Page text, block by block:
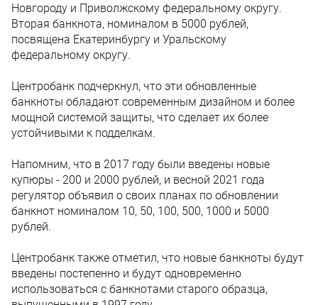
Новгороду и Приволжскому федеральному округу.
Вторая банкнота, номиналом в 5000 рублей,
посвящена Екатеринбургу и Уральскому
федеральному округу.
Центробанк подчеркнул, что эти обновленные
банкноты обладают современным дизайном и более
мощной системой защиты, что сделает их более
устойчивыми к подделкам.
Напомним, что в 2017 году были введены новые
купюры - 200 и 2000 рублей, и весной 2021 года
регулятор объявил о своих планах по обновлении
банкнот номиналом 10, 50, 100, 500, 1000 и 5000
рублей.
Центробанк также отметил, что новые банкноты будут
введены постепенно и будут одновременно
использоваться с банкнотами старого образца,